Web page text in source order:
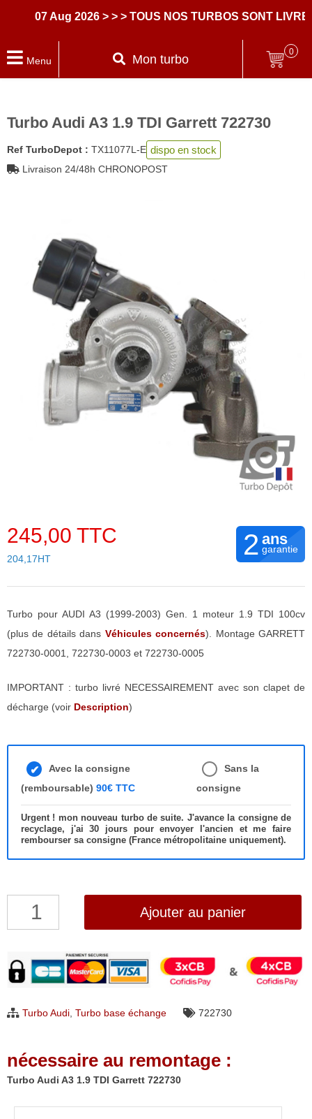
07 Aug 2026 > > > TOUS NOS TURBOS SONT LIVRES
Menu Mon turbo
0
Turbo Audi A3 1.9 TDI Garrett 722730
Ref TurboDepot : TX11077L-E dispo en stock
Livraison 24/48h CHRONOPOST
245,00 TTC
204,17HT 2 ans
garantie
Turbo pour AUDI A3 (1999-2003) Gen. 1 moteur 1.9 TDI 100cv
(plus de détails dans Véhicules concernés). Montage GARRETT
722730-0001, 722730-0003 et 722730-0005
IMPORTANT : turbo livré NECESSAIREMENT avec son clapet de
décharge (voir Description)
Avec la consigne
(remboursable) 90€ TTC
Sans la
consigne
Urgent ! mon nouveau turbo de suite. J'avance la consigne de
recyclage, j'ai 30 jours pour envoyer l'ancien et me faire
rembourser sa consigne (France métropolitaine uniquement).
quantité
Audi
A3
TDI
722730
Ajouter au panier
Turbo Audi, Turbo base échange 722730
nécessaire au remontage :
Turbo Audi A3 1.9 TDI Garrett 722730